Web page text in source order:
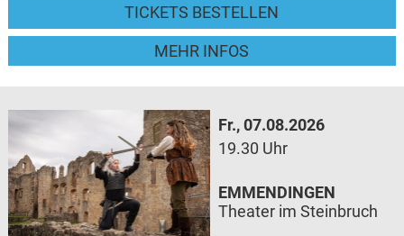
TICKETS BESTELLEN
MEHR INFOS
Fr., 07.08.2026
19.30 Uhr
EMMENDINGEN
Theater im Steinbruch